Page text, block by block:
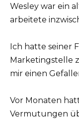
Wesley war ein
arbeitete
Ich hatte seiner
Marketingstelle
mir einen
Vor Monaten
Vermutungen